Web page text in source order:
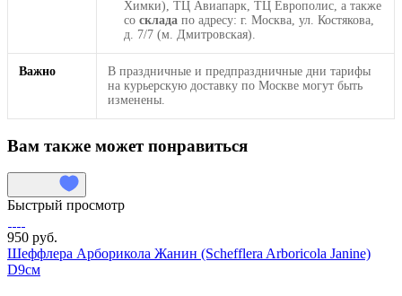
Химки), ТЦ Авиапарк, ТЦ Европолис, а также
со склада по адресу: г. Москва, ул. Костякова,
д. 7/7 (м. Дмитровская).
Важно
В праздничные и предпраздничные дни тарифы
на курьерскую доставку по Москве могут быть
изменены.
Вам также может понравиться
Быстрый просмотр
950 руб.
Шеффлера Арборикола Жанин (Schefflera Arboricola Janine)
D9см